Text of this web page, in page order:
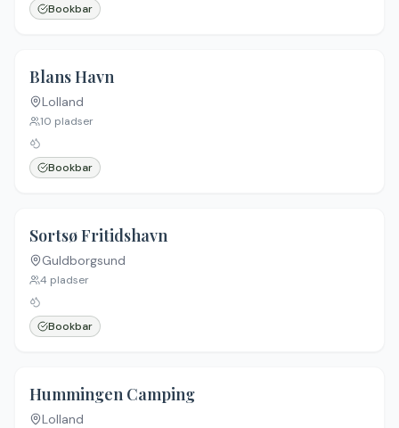
Bookbar
Blans Havn
Lolland
10 pladser
Bookbar
Sortsø Fritidshavn
Guldborgsund
4 pladser
Bookbar
Hummingen Camping
Lolland